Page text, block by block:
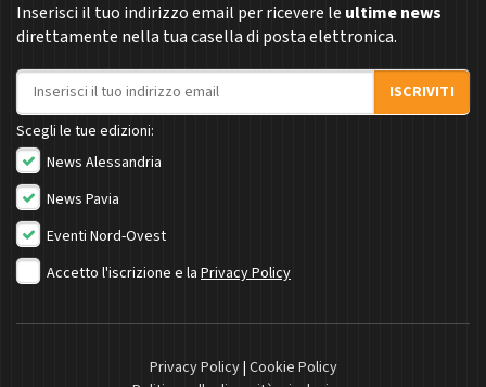
Inserisci il tuo indirizzo email per ricevere le ultime news
direttamente nella tua casella di posta elettronica.
Indirizzo email
ISCRIVITI
Scegli le tue edizioni:
News Alessandria
News Pavia
Eventi Nord-Ovest
Accetto l'iscrizione e la Privacy Policy
Privacy Policy| Cookie Policy